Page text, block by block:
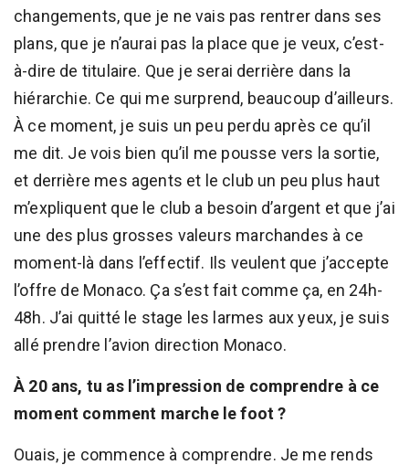
changements, que je ne vais pas rentrer dans ses
plans, que je n’aurai pas la place que je veux, c’est-
à-dire de titulaire. Que je serai derrière dans la
hiérarchie. Ce qui me surprend, beaucoup d’ailleurs.
À ce moment, je suis un peu perdu après ce qu’il
me dit. Je vois bien qu’il me pousse vers la sortie,
et derrière mes agents et le club un peu plus haut
m’expliquent que le club a besoin d’argent et que j’ai
une des plus grosses valeurs marchandes à ce
moment-là dans l’effectif. Ils veulent que j’accepte
l’offre de Monaco. Ça s’est fait comme ça, en 24h-
48h. J’ai quitté le stage les larmes aux yeux, je suis
allé prendre l’avion direction Monaco.
À 20 ans, tu as l’impression de comprendre à ce
moment comment marche le foot ?
Ouais, je commence à comprendre. Je me rends